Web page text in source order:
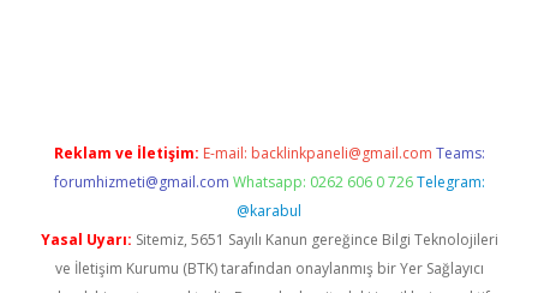
Reklam ve İletişim: E-mail: backlinkpaneli@gmail.com Teams:
forumhizmeti@gmail.com Whatsapp: 0262 606 0 726 Telegram:
@karabul
Yasal Uyarı: Sitemiz, 5651 Sayılı Kanun gereğince Bilgi Teknolojileri
ve İletişim Kurumu (BTK) tarafından onaylanmış bir Yer Sağlayıcı